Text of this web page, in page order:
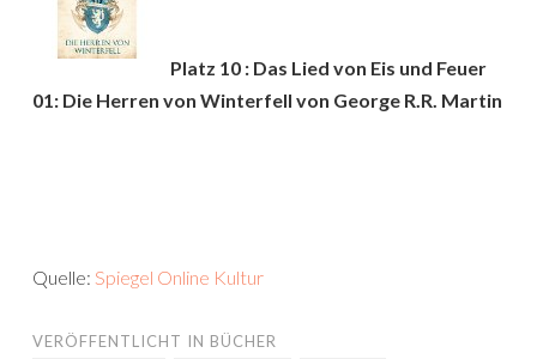
Platz 10 : Das Lied von Eis und Feuer
01: Die Herren von Winterfell von George R.R. Martin
Quelle: Spiegel Online Kultur
VERÖFFENTLICHT IN BÜCHER